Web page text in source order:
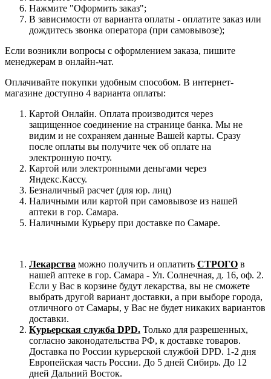
Нажмите "Оформить заказ";
В зависимости от варианта оплаты - оплатите заказ или
дождитесь звонка оператора (при самовывозе);
Если возникли вопросы с оформлением заказа, пишите
менеджерам в онлайн-чат.
Оплачивайте покупки удобным способом. В интернет-
магазине доступно 4 варианта оплаты:
Картой Онлайн. Оплата производится через
защищенное соединение на странице банка. Мы не
видим и не сохраняем данные Вашей карты. Сразу
после оплаты вы получите чек об оплате на
электронную почту.
Картой или электронными деньгами через
Яндекс.Кассу.
Безналичный расчет (для юр. лиц)
Наличными или картой при самовывозе из нашей
аптеки в гор. Самара.
Наличными Курьеру при доставке по Самаре.
Лекарства можно получить и оплатить СТРОГО в
нашей аптеке в гор. Самара - Ул. Солнечная, д. 16, оф. 2.
Если у Вас в корзине будут лекарства, вы не сможете
выбрать другой вариант доставки, а при выборе города,
отличного от Самары, у Вас не будет никаких вариантов
доставки.
Курьерская служба DPD. Только для разрешенных,
согласно законодательства РФ, к доставке товаров.
Доставка по России курьерской службой DPD. 1-2 дня
Европейская часть России. До 5 дней Сибирь. До 12
дней Дальний Восток.